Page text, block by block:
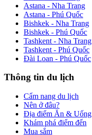
Astana - Nha Trang
Astana - Phú Quốc
Bishkek - Nha Trang
Bishkek - Phú Quốc
Tashkent - Nha Trang
Tashkent - Phú Quốc
Đài Loan - Phú Quốc
Thông tin du lịch
Cẩm nang du lịch
Nên ở đâu?
Địa điểm Ăn & Uống
Khám phá điểm đến
Mua sắm